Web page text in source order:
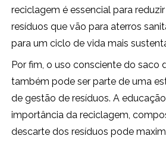
reciclagem é essencial para
resíduos que vão para aterros
para um ciclo de vida mais
Por fim, o uso consciente do saco
também pode ser parte de uma
de gestão de resíduos. A
importância da reciclagem,
descarte dos resíduos pode